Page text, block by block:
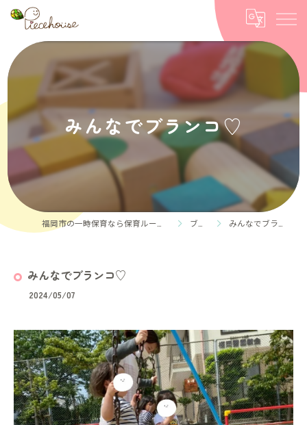
みんなでブランコ♡
ブログ みんなでブランコ♡
みんなでブランコ♡
2024/05/07